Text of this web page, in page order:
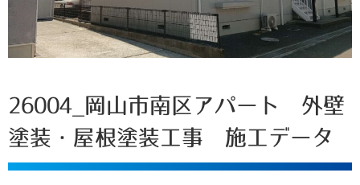
26004_岡山市南区アパート 外壁
塗装・屋根塗装工事 施工データ